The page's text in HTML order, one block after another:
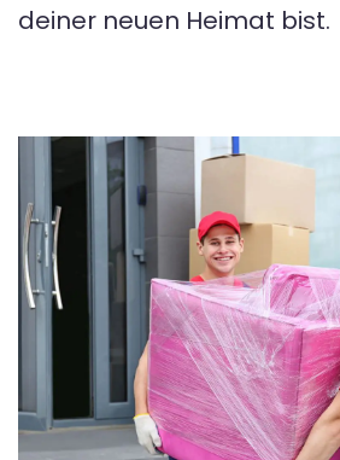
deiner neuen Heimat bist.